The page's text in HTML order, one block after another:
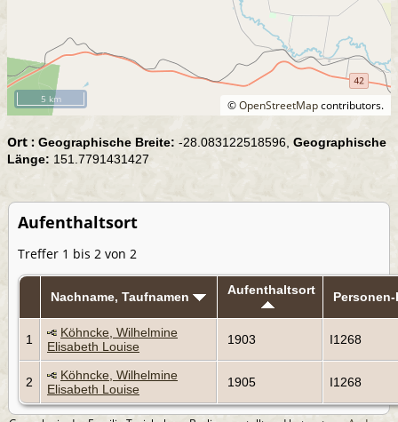
©OpenStreetMapcontributors.
5 km
Ort : Geographische Breite:-28.083122518596, Geographische
Länge: 151.7791431427
Aufenthaltsort
Treffer 1 bis 2 von 2
Nachname, Taufnamen Aufenthaltsort
1
Köhncke, Wilhelmine
Elisabeth Louise
1903 I1268
2
Köhncke, Wilhelmine
Elisabeth Louise
1905 I1268